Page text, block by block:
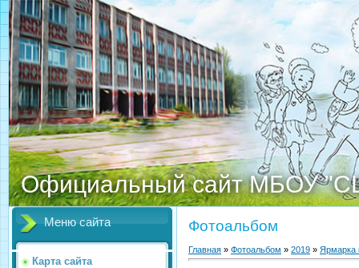
Официальный сайт МБОУ
Меню сайта
Карта сайта
Фотоальбом
Главная » Фотоальбом » 2019 » Ярмарка